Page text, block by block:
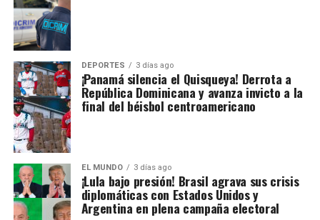
DEPORTES 3 días ago
¡Panamá silencia el Quisqueya! Derrota a
República Dominicana y avanza invicto a la
final del béisbol centroamericano
EL MUNDO 3 días ago
¡Lula bajo presión! Brasil agrava sus crisis
diplomáticas con Estados Unidos y
Argentina en plena campaña electoral